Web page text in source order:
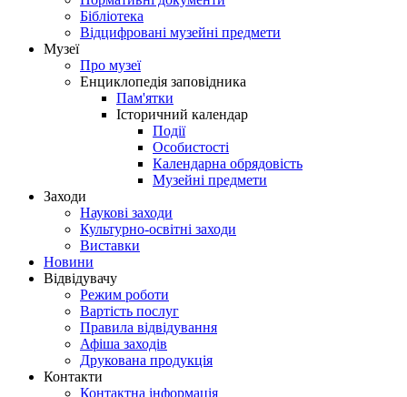
Бібліотека
Відцифровані музейні предмети
Музеї
Про музеї
Енциклопедія заповідника
Пам'ятки
Історичний календар
Події
Особистості
Календарна обрядовість
Музейні предмети
Заходи
Наукові заходи
Культурно-освітні заходи
Виставки
Новини
Відвідувачу
Режим роботи
Вартість послуг
Правила відвідування
Афіша заходів
Друкована продукція
Контакти
Контактна інформація